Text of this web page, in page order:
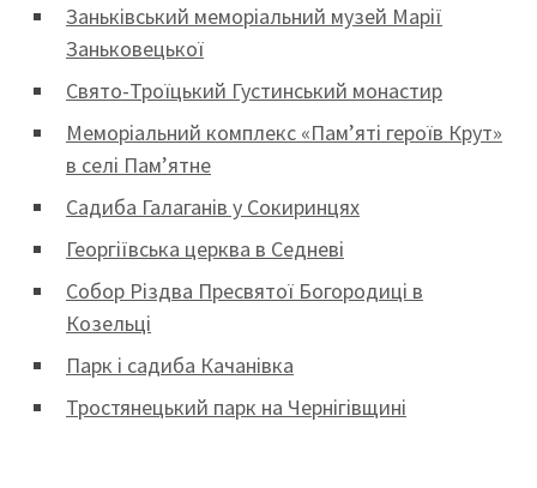
Заньківський меморіальний музей Марії
Заньковецької
Свято-Троїцький Густинський монастир
Меморіальний комплекс «Пам’яті героїв Крут»
в селі Пам’ятне
Садиба Галаганів у Сокиринцях
Георгіївська церква в Седневі
Собор Різдва Пресвятої Богородиці в
Козельці
Парк і садиба Качанівка
Тростянецький парк на Чернігівщині